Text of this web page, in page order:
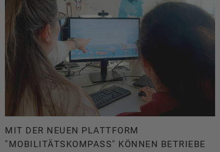
MIT DER NEUEN PLATTFORM
"MOBILITÄTSKOMPASS" KÖNNEN BETRIEBE